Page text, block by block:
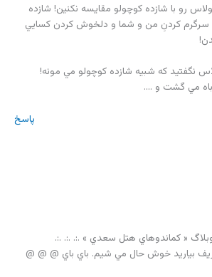
رو با شازده کوچولو مقايسه نکنين! شازده
سرگرم کردنِ من و شما و دلخوش کردن کسايي
نگفتيد که شبيه شازده کوچولو مي مونه!
مي گشت و ….
پاسخ
« کماندوهاي هتل سعدي » .:. .:. .:.
بياريد خوش حال مي شيم. باي باي @ @ @